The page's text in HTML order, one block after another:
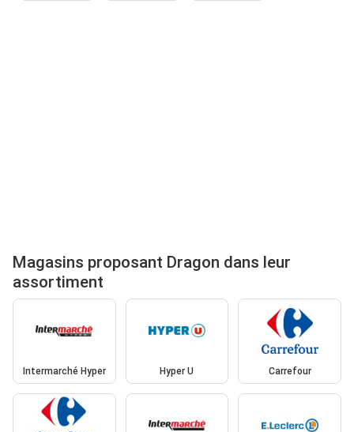
Magasins proposant Dragon dans leur
assortiment
Intermarché Hyper Hyper U Carrefour